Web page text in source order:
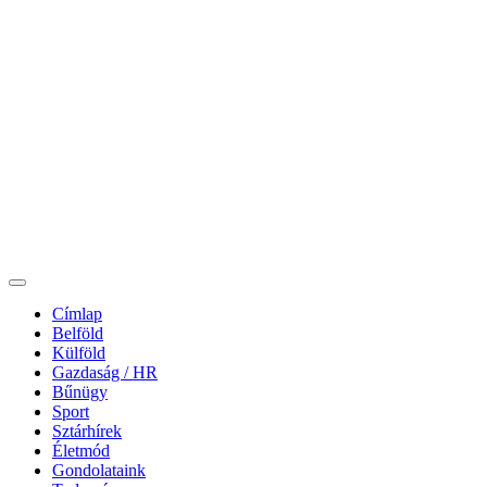
Címlap
Belföld
Külföld
Gazdaság / HR
Bűnügy
Sport
Sztárhírek
Életmód
Gondolataink